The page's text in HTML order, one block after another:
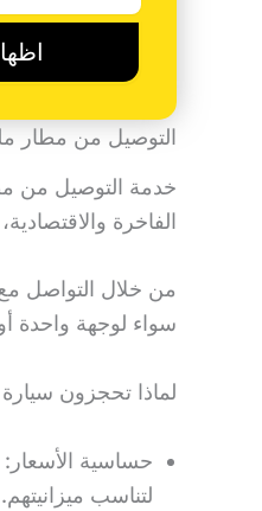
التوصيل من مطار
خدمة التوصيل من
الفاخرة
سواء لوجهة واحدة
لماذا تحجزون
حساسية
لتناسب ميزانيتهم.